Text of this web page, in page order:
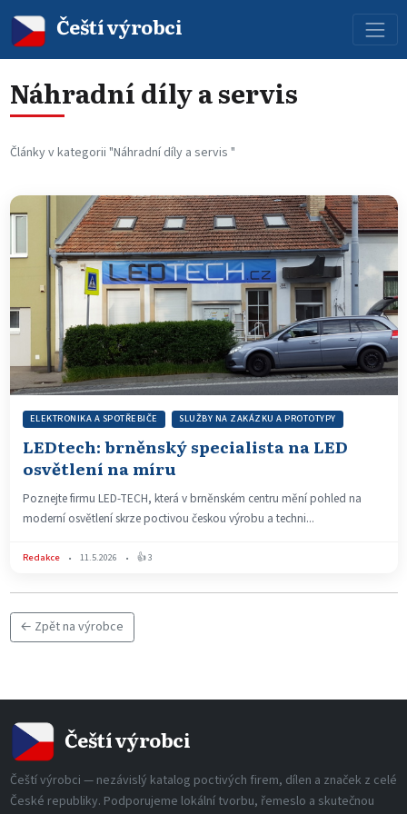
Čeští výrobci
Náhradní díly a servis
Články v kategorii "Náhradní díly a servis "
ELEKTRONIKA A SPOTŘEBIČE SLUŽBY NA ZAKÁZKU A PROTOTYPY
LEDtech: brněnský specialista na LED
osvětlení na míru
Poznejte firmu LED-TECH, která v brněnském centru mění pohled na
moderní osvětlení skrze poctivou českou výrobu a techni...
Redakce • 11.5.2026 • 👍 3
← Zpět na výrobce
Čeští výrobci
Čeští výrobci — nezávislý katalog poctivých firem, dílen a značek z celé
České republiky. Podporujeme lokální tvorbu, řemeslo a skutečnou